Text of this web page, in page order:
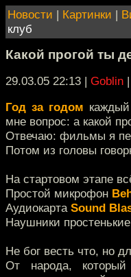
Новости | Картинки |
клуб
Какой прогой ты
29.03.05 22:13 | Goblin |
Год за годом
мне вопрос: а какой
Отвечаю: фильмы я
Потом из головы
На стартовом этапе
Простой микрофон
Аудиокарта Sound
Наушники
Не бог весть что, но
От народа,